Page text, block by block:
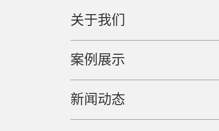
关于我们
案例展示
新闻动态